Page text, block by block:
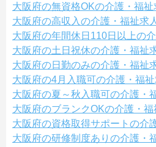
大阪府の無資格OKの介護・福祉
大阪府の高収入の介護・福祉求人
大阪府の年間休日110日以上の
大阪府の土日祝休の介護・福祉
大阪府の日勤のみの介護・福祉
大阪府の4月入職可の介護・福祉
大阪府の夏～秋入職可の介護・
大阪府のブランクOKの介護・福
大阪府の資格取得サポートの介
大阪府の研修制度ありの介護・